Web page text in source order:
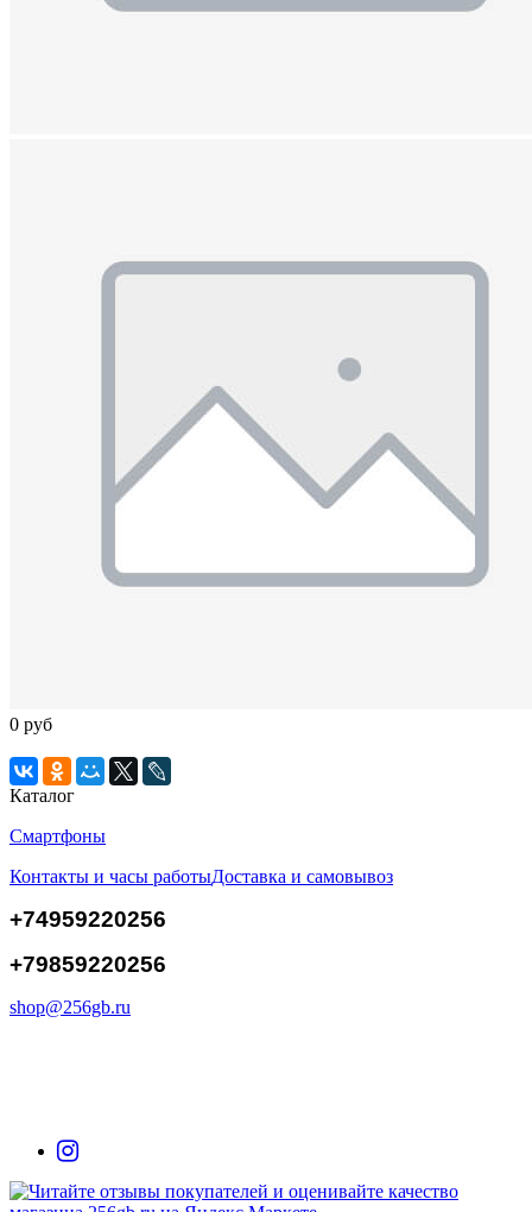
0 руб
Каталог
Смартфоны
Контакты и часы работыДоставка и самовывоз
+74959220256
+79859220256
shop@256gb.ru